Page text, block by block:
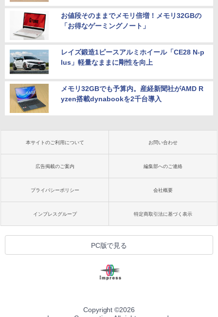
お値段そのままでメモリ倍増！メモリ32GBの
「お得なゲーミングノート」
レイズ鍛造1ピースアルミホイール「CE28 N-p
lus」軽量なままに剛性を向上
メモリ32GBでも予算内。産経新聞社がAMD R
yzen搭載dynabookを2千台導入
本サイトのご利用について お問い合わせ
広告掲載のご案内 編集部へのご連絡
プライバシーポリシー 会社概要
インプレスグループ 特定商取引法に基づく表示
PC版で見る
Copyright ©2026